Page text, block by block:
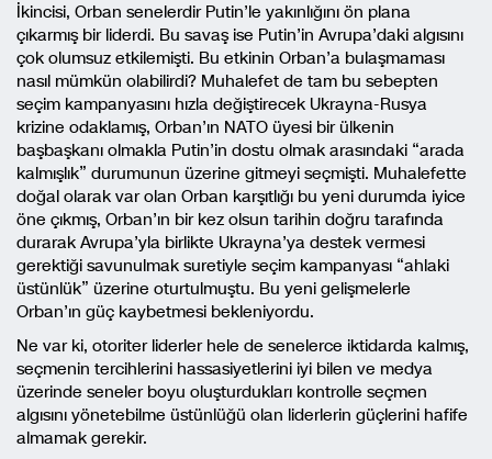
İkincisi, Orban senelerdir Putin’le yakınlığını ön plana
çıkarmış bir liderdi. Bu savaş ise Putin’in Avrupa’daki algısını
çok olumsuz etkilemişti. Bu etkinin Orban’a bulaşmaması
nasıl mümkün olabilirdi? Muhalefet de tam bu sebepten
seçim kampanyasını hızla değiştirecek Ukrayna-Rusya
krizine odaklamış, Orban’ın NATO üyesi bir ülkenin
başbaşkanı olmakla Putin’in dostu olmak arasındaki “arada
kalmışlık” durumunun üzerine gitmeyi seçmişti. Muhalefette
doğal olarak var olan Orban karşıtlığı bu yeni durumda iyice
öne çıkmış, Orban’ın bir kez olsun tarihin doğru tarafında
durarak Avrupa’yla birlikte Ukrayna’ya destek vermesi
gerektiği savunulmak suretiyle seçim kampanyası “ahlaki
üstünlük” üzerine oturtulmuştu. Bu yeni gelişmelerle
Orban’ın güç kaybetmesi bekleniyordu.
Ne var ki, otoriter liderler hele de senelerce iktidarda kalmış,
seçmenin tercihlerini hassasiyetlerini iyi bilen ve medya
üzerinde seneler boyu oluşturdukları kontrolle seçmen
algısını yönetebilme üstünlüğü olan liderlerin güçlerini hafife
almamak gerekir.